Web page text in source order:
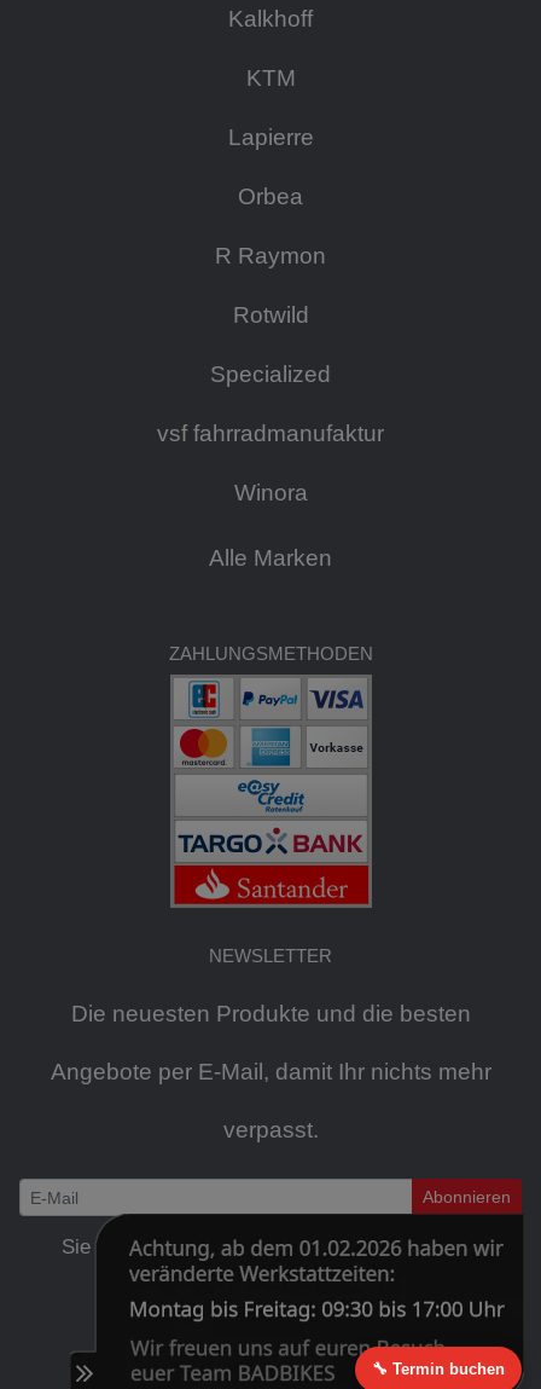
Kalkhoff
KTM
Lapierre
Orbea
R Raymon
Rotwild
Specialized
vsf fahrradmanufaktur
Winora
Alle Marken
ZAHLUNGSMETHODEN
NEWSLETTER
Die neuesten Produkte und die besten
Angebote per E-Mail, damit Ihr nichts mehr
verpasst.
Abonnieren
Sie können den Newsletter jederzeit kostenlos
abbestellen .
🔧 Termin buchen